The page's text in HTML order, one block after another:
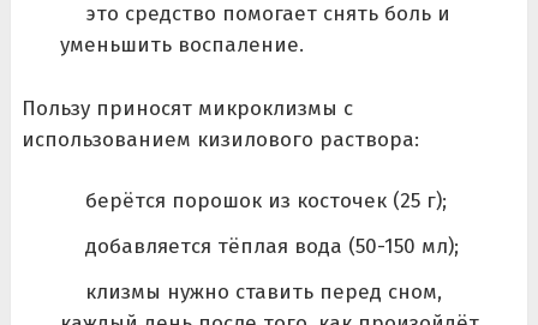
это средство помогает снять боль и
уменьшить воспаление.
Пользу приносят микроклизмы с
использованием кизилового раствора:
берётся порошок из косточек (25 г);
добавляется тёплая вода (50-150 мл);
клизмы нужно ставить перед сном,